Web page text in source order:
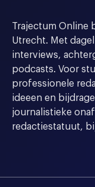
Trajectum Online
Utrecht. Met
interviews,
podcasts. Voor
professionele
ideeen en
journalistieke
redactiestatuut,